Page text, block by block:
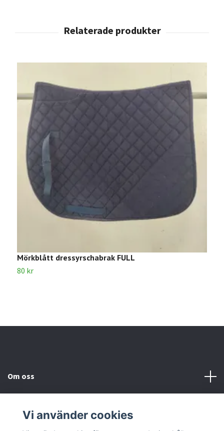
Mörkblått dressyrschabrak FULL
80 kr
Om oss
Vi använder cookies